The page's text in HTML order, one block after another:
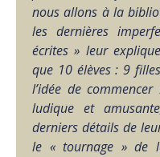
nous allons à la
les dernières
écrites » leur
que 10 élèves : 9
l’idée de
ludique et
derniers détails de
le « tournage » de